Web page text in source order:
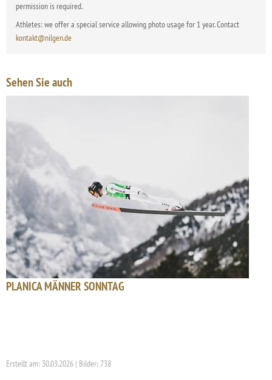
permission is required.
Athletes: we offer a special service allowing photo usage for 1 year. Contact
kontakt@nilgen.de
Sehen Sie auch
PLANICA MÄNNER SONNTAG
Erstellt am: 30.03.2026 | Bilder: 738